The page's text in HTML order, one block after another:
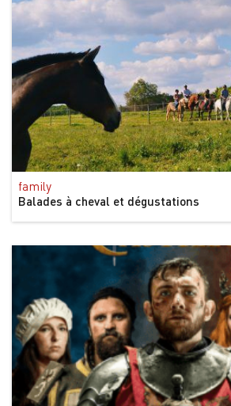
family
Balades à cheval et dégustations